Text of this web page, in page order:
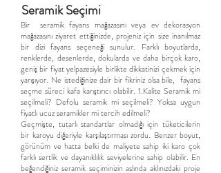
Seramik Seçimi
​Bir seramik fayans mağazasını veya ev dekorasyon
mağazasını ziyaret ettiğinizde, projeniz için size inanılmaz
bir dizi fayans seçeneği sunulur. Farklı boyutlarda,
renklerde, desenlerde, dokularda ve daha birçok karo,
geniş bir fiyat yelpazesiyle birlikte dikkatinizi çekmek için
yarışıyor. Ne istediğinize dair bir fikriniz olsa bile, fayans
seçme süreci kafa karıştırıcı olabilir. 1.Kalite Seramik mi
seçilmeli? Defolu seramik mi seçilmeli? Yoksa uygun
fiyatlı ucuz seramikler mi tercih edilmeli?
Geçmişte, tutarlı standartlar olmadığı için tüketicilerin
bir karoyu diğeriyle karşılaştırması zordu. Benzer boyut,
görünüm ve hatta belki de maliyete sahip iki karo çok
farklı sertlik ve dayanıklılık seviyelerine sahip olabilir. En
beğendiğiniz seramik seçiminizin aslında aklınızdaki proje